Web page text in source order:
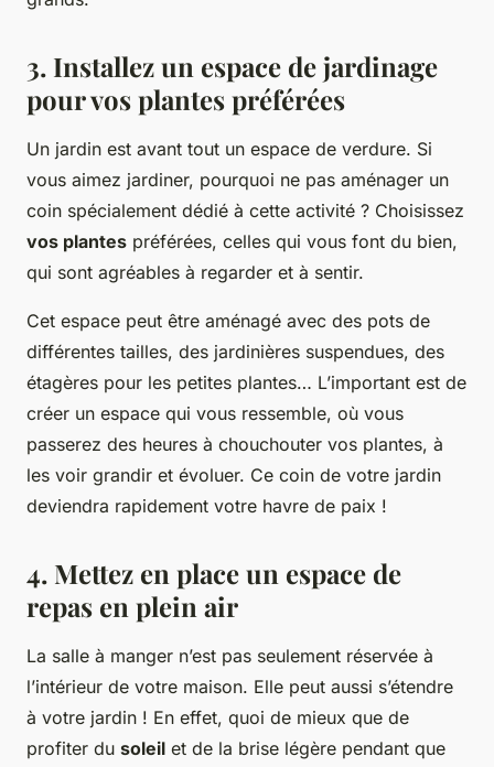
3. Installez un espace de jardinage
pour vos plantes préférées
Un jardin est avant tout un espace de verdure. Si
vous aimez jardiner, pourquoi ne pas aménager un
coin spécialement dédié à cette activité ? Choisissez
vos plantes préférées, celles qui vous font du bien,
qui sont agréables à regarder et à sentir.
Cet espace peut être aménagé avec des pots de
différentes tailles, des jardinières suspendues, des
étagères pour les petites plantes… L’important est de
créer un espace qui vous ressemble, où vous
passerez des heures à chouchouter vos plantes, à
les voir grandir et évoluer. Ce coin de votre jardin
deviendra rapidement votre havre de paix !
4. Mettez en place un espace de
repas en plein air
La salle à manger n’est pas seulement réservée à
l’intérieur de votre maison. Elle peut aussi s’étendre
à votre jardin ! En effet, quoi de mieux que de
profiter du soleil et de la brise légère pendant que